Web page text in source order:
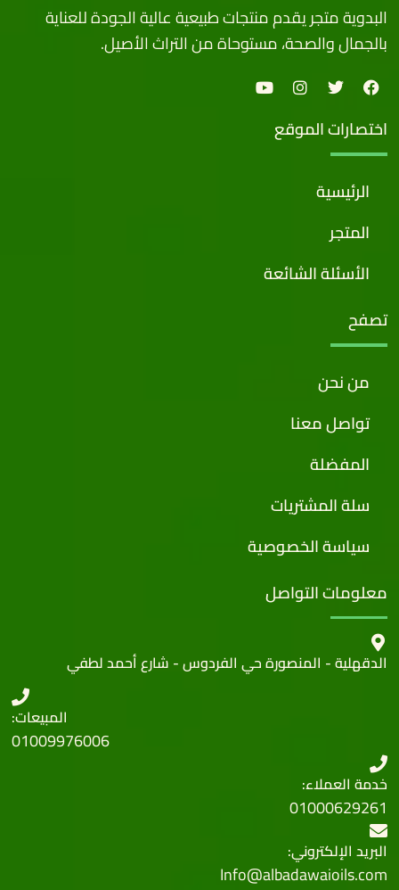
البدوية متجر يقدم منتجات طبيعية عالية الجودة للعناية
بالجمال والصحة، مستوحاة من التراث الأصيل.
اختصارات الموقع
الرئيسية
المتجر
الأسئلة الشائعة
تصفح
من نحن
تواصل معنا
المفضلة
سلة المشتريات
سياسة الخصوصية
معلومات التواصل
الدقهلية - المنصورة حي الفردوس - شارع أحمد لطفي
المبيعات:
01009976006
خدمة العملاء:
01000629261
البريد الإلكتروني:
Info@albadawaioils.com